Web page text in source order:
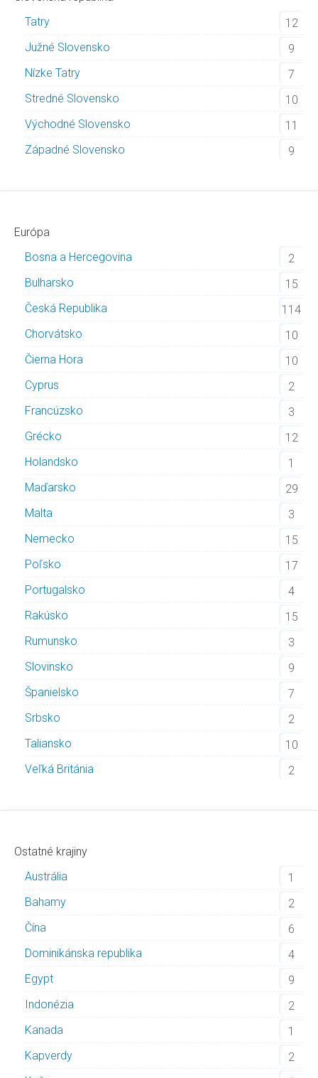
Tatry
12
Južné Slovensko
9
Nízke Tatry
7
Stredné Slovensko
10
Východné Slovensko
11
Západné Slovensko
9
Európa
Bosna a Hercegovina
2
Bulharsko
15
Česká Republika
114
Chorvátsko
10
Čierna Hora
10
Cyprus
2
Francúzsko
3
Grécko
12
Holandsko
1
Maďarsko
29
Malta
3
Nemecko
15
Poľsko
17
Portugalsko
4
Rakúsko
15
Rumunsko
3
Slovinsko
9
Španielsko
7
Srbsko
2
Taliansko
10
Veľká Británia
2
Ostatné krajiny
Austrália
1
Bahamy
2
Čína
6
Dominikánska republika
4
Egypt
9
Indonézia
2
Kanada
1
Kapverdy
2